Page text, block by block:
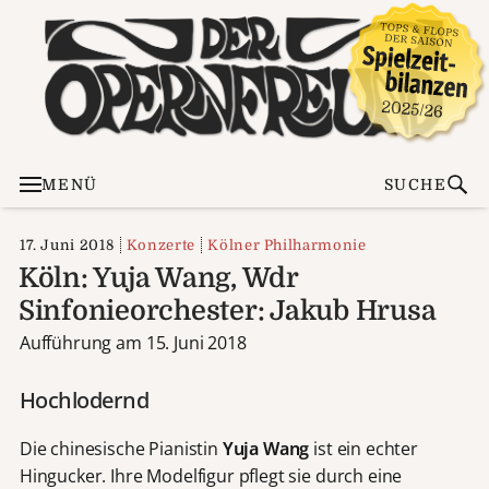
MENÜ SUCHE
17. Juni 2018 Konzerte Kölner Philharmonie
Köln: Yuja Wang, Wdr
Sinfonieorchester: Jakub Hrusa
Aufführung am 15. Juni 2018
Hochlodernd
Die chinesische Pianistin Yuja Wang ist ein echter
Hingucker. Ihre Modelfigur pflegt sie durch eine